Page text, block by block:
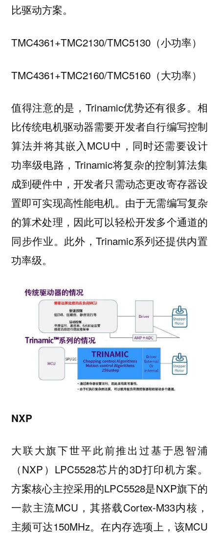
比驱动方案。
TMC4361+TMC2130/TMC5130（小功率）
TMC4361+TMC2160/TMC5160（大功率）
值得注意的是，Trinamic优势还有很多。相
比传统电机驱动器需要开发者自行编写控制
算法并将其嵌入MCU中，同时还需要设计
功率级电路，Trinamic将复杂的控制算法集
成到硬件中，开发者只需动态更改寄存器设
置即可实现高性能电机。由于无需编写复杂
的算术处理，因此可以轻松开发多个通道的
同步作业。此外，Trinamic系列还提供内置
功率级。
NXP
大联大旗下世平此前推出过基于恩智浦
（NXP）LPC5528芯片的3D打印机方案。
方案核心主控采用的LPC5528是NXP旗下的
一款主流MCU，其搭载Cortex-M33内核，
主频可达150MHz。在内存选项上，该MCU